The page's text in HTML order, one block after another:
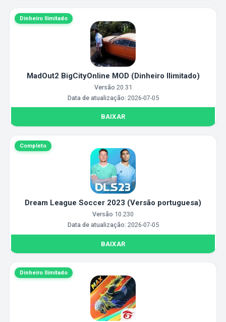
Dinheiro Ilimitado
MadOut2 BigCityOnline MOD (Dinheiro Ilimitado)
Versão 20.31
Data de atualização: 2026-07-05
BAIXAR
Completo
Dream League Soccer 2023 (Versão portuguesa)
Versão 10.230
Data de atualização: 2026-07-05
BAIXAR
Dinheiro Ilimitado